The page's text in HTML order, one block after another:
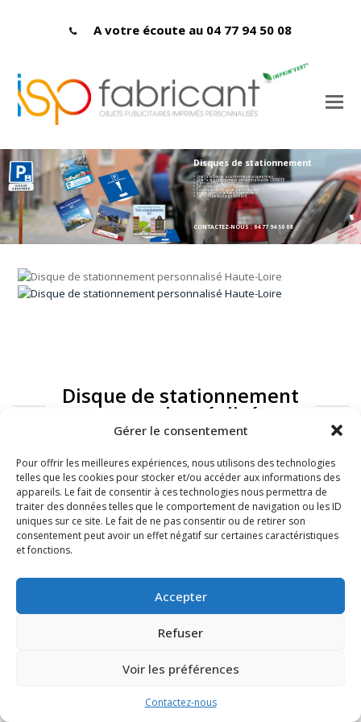
Gérer le consentement
Pour offrir les meilleures expériences, nous utilisons des technologies
telles que les cookies pour stocker et/ou accéder aux informations des
appareils. Le fait de consentir à ces technologies nous permettra de
traiter des données telles que le comportement de navigation ou les ID
uniques sur ce site. Le fait de ne pas consentir ou de retirer son
consentement peut avoir un effet négatif sur certaines caractéristiques
et fonctions.
Accepter
Refuser
Voir les préférences
Contactez-nous
A votre écoute au 04 77 94 50 08
Disques de stationnement
> Une face bleue aux normes européennes
> Une face entièrement personnalisable OFFERTE
> Carton PEFC 400 microns
> Dimensions : 150 x 150 mmn
> Fabriqués en France dans la Loire
> Impression labellisée Imprim'vert
> OPTION pelliculage brillant
CONTACTEZ-NOUS : 04 77 94 50 08
Disque de stationnement
: exemples réalisés
FAQ Mentions légales